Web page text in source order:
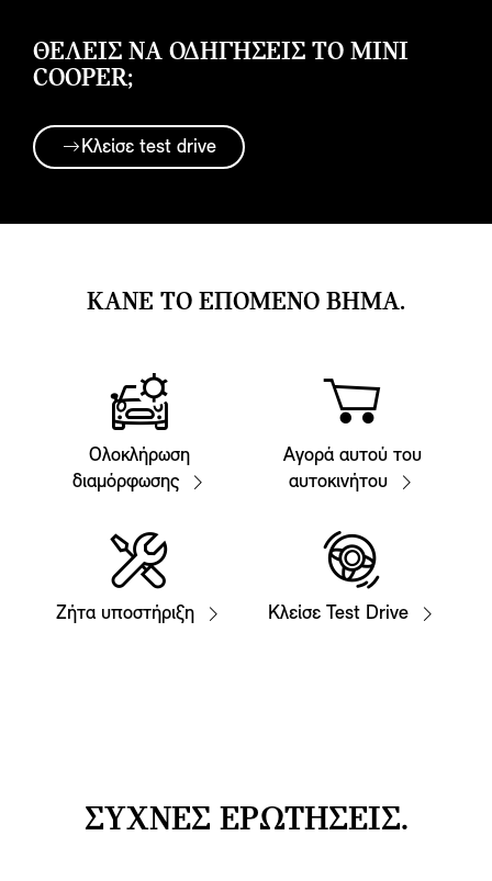
ΘΈΛΕΙΣ ΝΑ ΟΔΗΓΗΣΕΙΣ ΤΟ MINI
COOPER;
Κλείσε test drive
ΚΑΝΕ ΤΟ ΕΠΟΜΕΝΟ ΒΗΜΑ.
Ολοκλήρωση
διαμόρφωσης
Αγορά αυτού του
αυτοκινήτου
Ζήτα υποστήριξη Κλείσε Test Drive
ΣΥΧΝΕΣ ΕΡΩΤΗΣΕΙΣ.